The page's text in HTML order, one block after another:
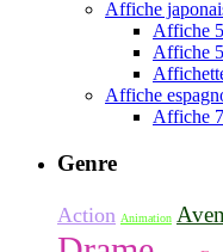
Affiche
Affiche
Affiche
Affiche
Affiche
Genre
Action Animation